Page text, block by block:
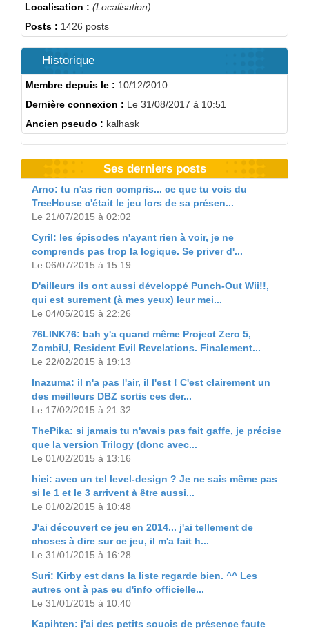
Localisation : (Localisation)
Posts : 1426 posts
Historique
Membre depuis le : 10/12/2010
Dernière connexion : Le 31/08/2017 à 10:51
Ancien pseudo : kalhask
Ses derniers posts
Arno: tu n'as rien compris... ce que tu vois du
TreeHouse c'était le jeu lors de sa présen...
Le 21/07/2015 à 02:02
Cyril: les épisodes n'ayant rien à voir, je ne
comprends pas trop la logique. Se priver d'...
Le 06/07/2015 à 15:19
D'ailleurs ils ont aussi développé Punch-Out Wii!!,
qui est surement (à mes yeux) leur mei...
Le 04/05/2015 à 22:26
76LINK76: bah y'a quand même Project Zero 5,
ZombiU, Resident Evil Revelations. Finalement...
Le 22/02/2015 à 19:13
Inazuma: il n'a pas l'air, il l'est ! C'est clairement un
des meilleurs DBZ sortis ces der...
Le 17/02/2015 à 21:32
ThePika: si jamais tu n'avais pas fait gaffe, je précise
que la version Trilogy (donc avec...
Le 01/02/2015 à 13:16
hiei: avec un tel level-design ? Je ne sais même pas
si le 1 et le 3 arrivent à être aussi...
Le 01/02/2015 à 10:48
J'ai découvert ce jeu en 2014... j'ai tellement de
choses à dire sur ce jeu, il m'a fait h...
Le 31/01/2015 à 16:28
Suri: Kirby est dans la liste regarde bien. ^^ Les
autres ont à pas eu d'info officielle...
Le 31/01/2015 à 10:40
Kapihten: j'ai des petits soucis de présence faute